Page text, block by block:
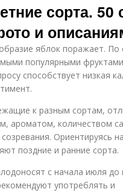
сорта. 50
и
яблок поражает. По
популярными
способствует низкая
к разным сортам,
ароматом, количеством
Ориентируясь
поздние и ранние сорта.
с начала июля до
употреблять и